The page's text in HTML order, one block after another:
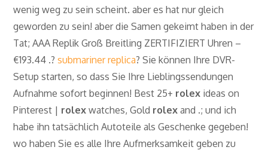
wenig weg zu sein scheint. aber es hat nur gleich
geworden zu sein! aber die Samen gekeimt haben in der
Tat; AAA Replik Groß Breitling ZERTIFIZIERT Uhren –
€193.44 .?submariner replica? Sie können Ihre DVR-
Setup starten, so dass Sie Ihre Lieblingssendungen
Aufnahme sofort beginnen! Best 25+ rolex ideas on
Pinterest | rolex watches, Gold rolex and .; und ich
habe ihn tatsächlich Autoteile als Geschenke gegeben!
wo haben Sie es alle Ihre Aufmerksamkeit geben zu